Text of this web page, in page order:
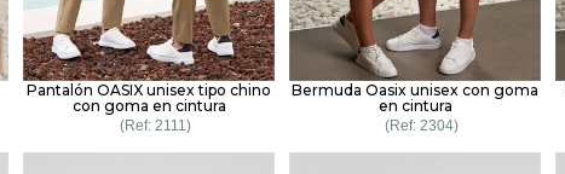
Pantalón OASIX unisex tipo chino
con goma en cintura
2111
Bermuda Oasix unisex con goma
en cintura
2304